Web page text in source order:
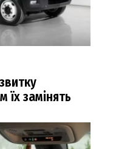
їх замінять